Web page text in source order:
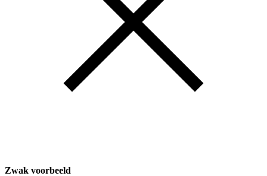
Zwak voorbeeld